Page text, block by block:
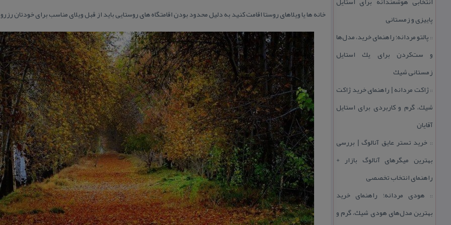
پاییزی و زمستانی
:: پالتو مردانه؛ راهنمای خرید، مدل‌ها
و ست‌كردن برای یك استایل
زمستانی شیك
::ژاكت مردانه | راهنمای خرید ژاكت
شیك، گرم و كاربردی برای استایل
آقایان
:: خرید تستر عایق آنالوگ | بررسی
بهترین میگرهای آنالوگ بازار +
راهنمای انتخاب تخصصی
:: هودی مردانه؛ راهنمای خرید
بهترین مدل‌های هودی شیك، گرم و
خانه ها یا ویلاهای روستا اقامت كنید به دلیل محدود بودن اقامتگاه های روستایی باید از قبل ویلای مناسب برای خودتان